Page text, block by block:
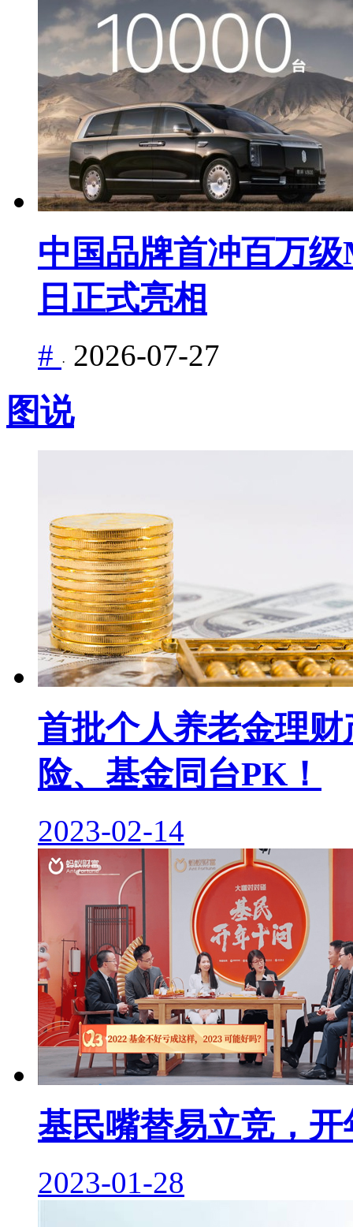
中国品牌首冲百万
日正式亮相
# · 2026-07-27
图说
首批个人养老金理
险、基金同台PK！
2023-02-14
基民嘴替易立竞，
2023-01-28